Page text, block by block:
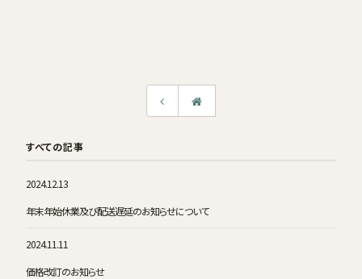
すべての記事
2024.12.13
年末年始休業及び配送遅延のお知らせについて
2024.11.11
価格改訂のお知らせ